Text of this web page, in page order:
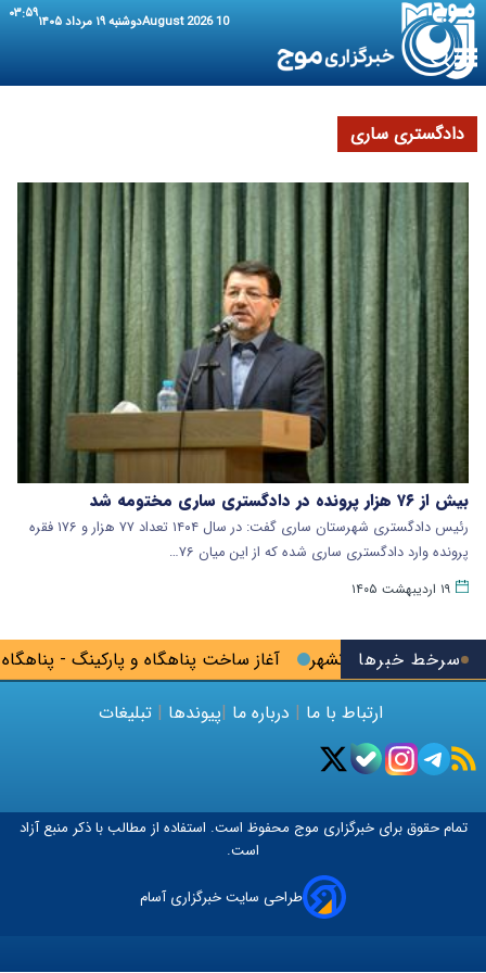
10 August 2026 دوشنبه ۱۹ مرداد ۱۴۰۵ ۰۳:۵۹
سرخط خبرها آغاز ساخت پناهگاه و پارکینگ - پناهگاه کشور در پیرانشهر
دادگستری ساری
بیش از ۷۶ هزار پرونده در دادگستری ساری مختومه شد
رئیس دادگستری شهرستان ساری گفت: در سال ۱۴۰۴ تعداد ۷۷ هزار و ۱۷۶ فقره
پرونده وارد دادگستری ساری شده که از این میان ۷۶…
۱۹ اردیبهشت ۱۴۰۵
ارتباط با ما | درباره ما |پیوندها | تبلیغات
تمام حقوق برای خبرگزاری موج محفوظ است. استفاده از مطالب با ذکر منبع آزاد
است.
طراحی سایت خبرگزاری آسام